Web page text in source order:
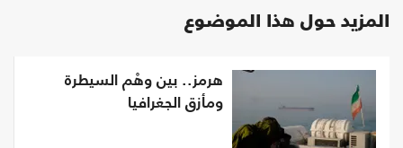
المزيد حول هذا الموضوع
هرمز.. بين وهْم السيطرة
ومأزق الجغرافيا